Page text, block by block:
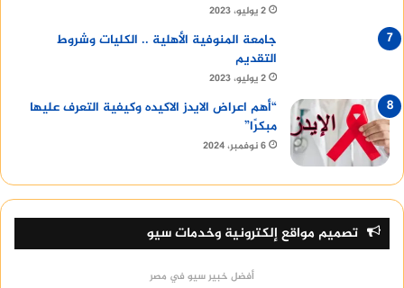
2 يوليو، 2023
جامعة المنوفية الأهلية .. الكليات وشروط
التقديم
2 يوليو، 2023
“أهم اعراض الايدز الاكيده وكيفية التعرف عليها
مبكرًا”
6 نوفمبر، 2024
تصميم مواقع إلكترونية وخدمات سيو
أفضل خبير سيو في مصر